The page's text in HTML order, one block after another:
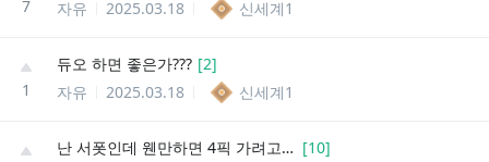
7
자유
2025.03.18 신세계1
1
듀오 하면 좋은가??? [2]
자유
2025.03.18 신세계1
난 서폿인데 웬만하면 4픽 가려고 노력함 [10]